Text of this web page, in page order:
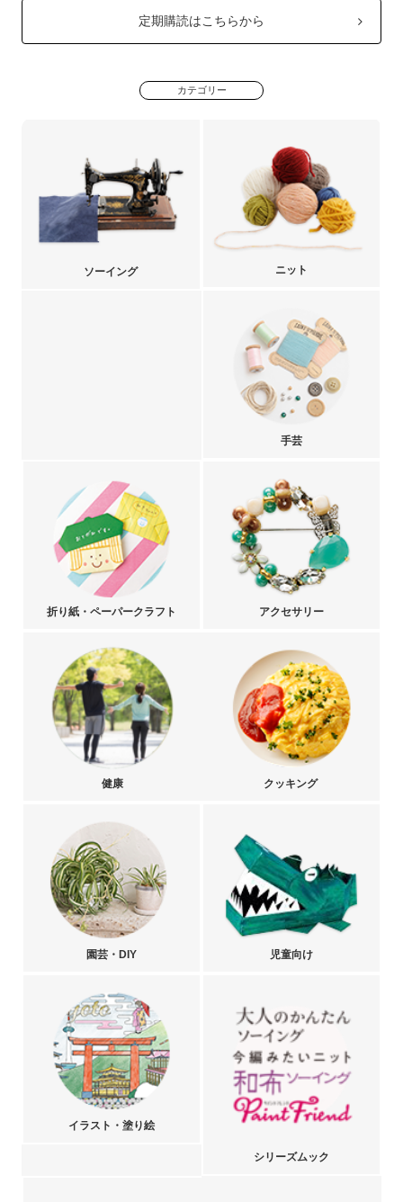
定期購読はこちらから
カテゴリー
ソーイング ニット
手芸
折り紙・ペーパークラフト アクセサリー
健康 クッキング
園芸・DIY 児童向け
イラスト・塗り絵
シリーズムック